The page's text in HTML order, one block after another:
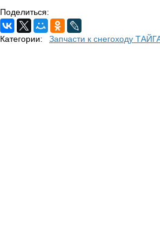
Поделиться:
Категории: Запчасти к снегоходу